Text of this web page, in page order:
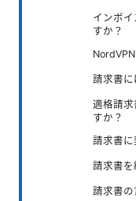
インボ
すか？
請求書に
適格請求
すか？
請求書に
請求書を
請求書の